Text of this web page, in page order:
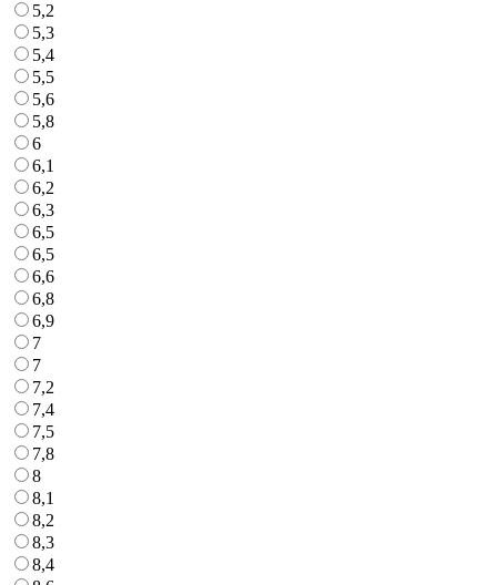
5,2
5,3
5,4
5,5
5,6
5,8
6
6,1
6,2
6,3
6,5
6,5
6,6
6,8
6,9
7
7
7,2
7,4
7,5
7,8
8
8,1
8,2
8,3
8,4